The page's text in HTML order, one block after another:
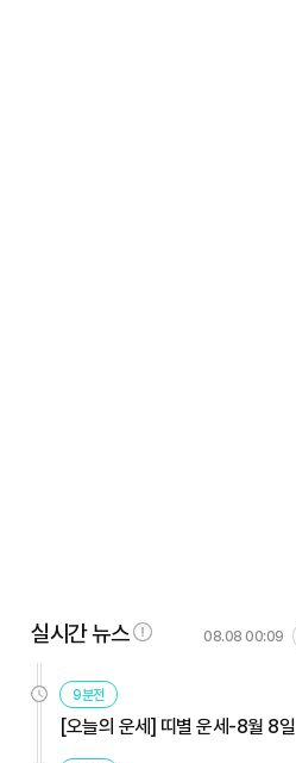
실시간 뉴스 08.08 00:09
9분전
[오늘의 운세] 띠별 운세-8월 8일